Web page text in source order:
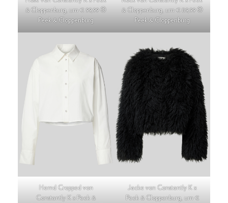
& Cloppenburg, um € 99,99 ©
Peek & Cloppenburg
& Cloppenburg, um € 89,99 ©
Peek & Cloppenburg
Hemd Cropped von
Constantly K x Peek &
Jacke von Constantly K x
Peek & Cloppenburg, um €